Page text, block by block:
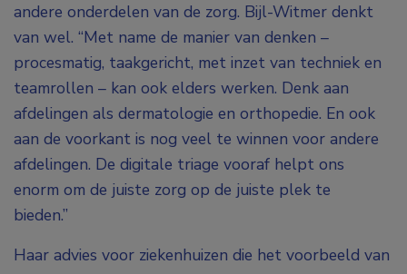
andere onderdelen van de zorg. Bijl-Witmer denkt
van wel. “Met name de manier van denken –
procesmatig, taakgericht, met inzet van techniek en
teamrollen – kan ook elders werken. Denk aan
afdelingen als dermatologie en orthopedie. En ook
aan de voorkant is nog veel te winnen voor andere
afdelingen. De digitale triage vooraf helpt ons
enorm om de juiste zorg op de juiste plek te
bieden.”
Haar advies voor ziekenhuizen die het voorbeeld van